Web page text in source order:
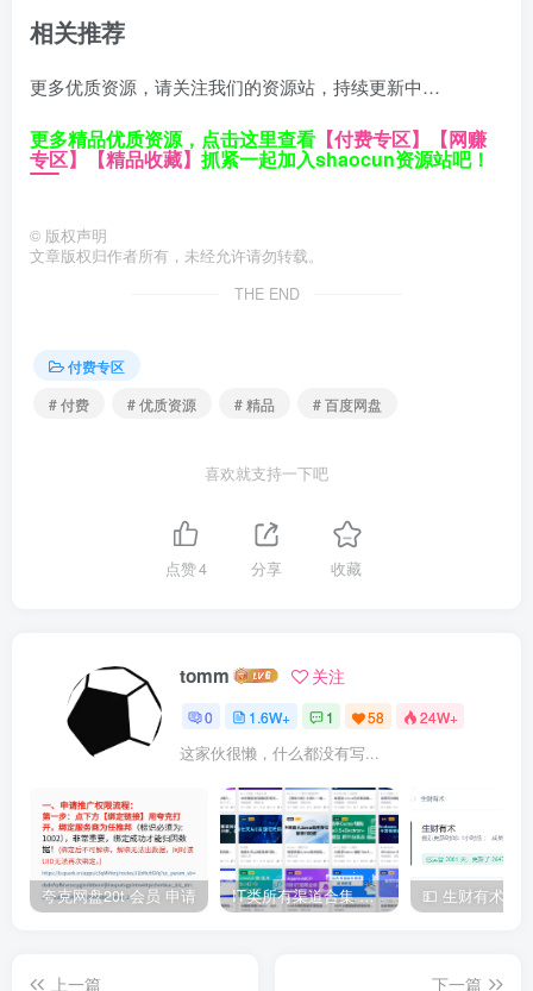
相关推荐
更多优质资源，请关注我们的资源站，持续更新中…
更多精品优质资源，点击这里查看 【付费专区】 【网赚
专区】 【精品收藏】 抓紧一起加入shaocun资源站吧！
© 版权声明
文章版权归作者所有，未经允许请勿转载。
THE END
付费专区
# 付费
# 优质资源 # 精品 # 百度网盘
喜欢就支持一下吧
点赞4 分享 收藏
tomm 关注
0 1.6W+ 1 58 24W+
这家伙很懒，什么都没有写...
夸克网盘20t 会员 申请 IT类所有渠道合集 持续日更，目前近四千多条资源 年费用户微信私信获取权限
上一篇
下一篇